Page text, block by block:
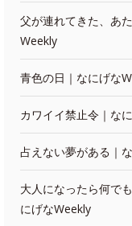
父が連れてきた、あ
Weekly
青色の日｜なにげな
カワイイ禁止令｜な
占えない夢がある｜
大人になったら何で
にげなWeekly